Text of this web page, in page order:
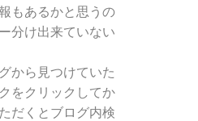
もあるかと思うの
分け出来ていない
から見つけていた
をクリックしてか
だくとブログ内検